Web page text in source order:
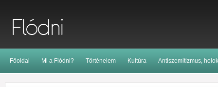
Főoldal Mi a Flódni? Történelem Kultúra Antiszemitizmus,